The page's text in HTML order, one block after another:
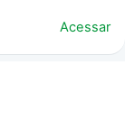
Acessar